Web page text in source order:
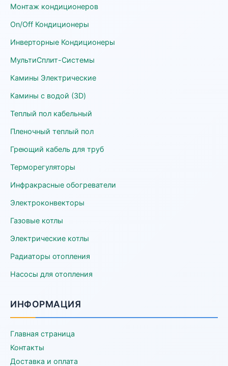
Монтаж кондиционеров
On/Off Кондиционеры
Инверторные Кондиционеры
МультиСплит-Системы
Камины Электрические
Камины с водой (3D)
Теплый пол кабельный
Пленочный теплый пол
Греющий кабель для труб
Терморегуляторы
Инфракрасные обогреватели
Электроконвекторы
Газовые котлы
Электрические котлы
Радиаторы отопления
Насосы для отопления
ИНФОРМАЦИЯ
Главная страница
Контакты
Доставка и оплата